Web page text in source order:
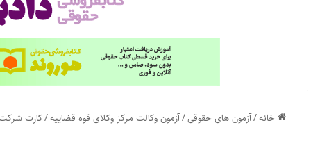
خانه/آزمون های حقوقی/آزمون وکالت مرکز وکلای قوه قضاییه/کارت شرکت